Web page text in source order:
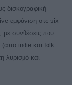
δισκογραφική
live εμφάνιση στο six
με συνθέσεις που
(από indie και folk
λυρισμό και